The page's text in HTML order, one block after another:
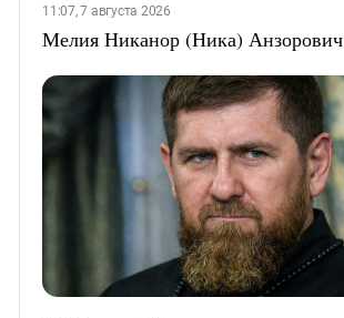
11:07, 7 августа 2026
Мелия Никанор (Ника) Анзорович